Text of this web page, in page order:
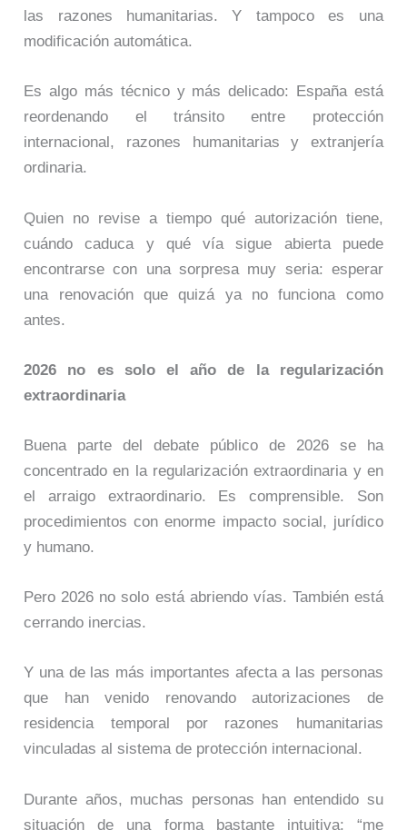
las razones humanitarias. Y tampoco es una
modificación automática.
Es algo más técnico y más delicado: España está
reordenando el tránsito entre protección
internacional, razones humanitarias y extranjería
ordinaria.
Quien no revise a tiempo qué autorización tiene,
cuándo caduca y qué vía sigue abierta puede
encontrarse con una sorpresa muy seria: esperar
una renovación que quizá ya no funciona como
antes.
2026 no es solo el año de la regularización
extraordinaria
Buena parte del debate público de 2026 se ha
concentrado en la regularización extraordinaria y en
el arraigo extraordinario. Es comprensible. Son
procedimientos con enorme impacto social, jurídico
y humano.
Pero 2026 no solo está abriendo vías. También está
cerrando inercias.
Y una de las más importantes afecta a las personas
que han venido renovando autorizaciones de
residencia temporal por razones humanitarias
vinculadas al sistema de protección internacional.
Durante años, muchas personas han entendido su
situación de una forma bastante intuitiva: “me